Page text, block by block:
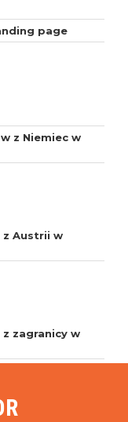
page
z Niemiec w
z Austrii w
zagranicy w